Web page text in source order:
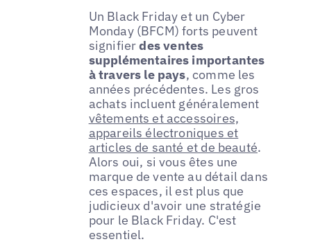
Un Black Friday et un Cyber
Monday (BFCM) forts peuvent
signifierdes ventes
supplémentaires importantes
à travers le pays, comme les
années précédentes. Les gros
achats incluent généralement
vêtements et accessoires,
appareils électroniques et
articles de santé et de beauté.
Alors oui, si vous êtes une
marque de vente au détail dans
ces espaces, il est plus que
judicieux d'avoir une stratégie
pour le Black Friday. C'est
essentiel.